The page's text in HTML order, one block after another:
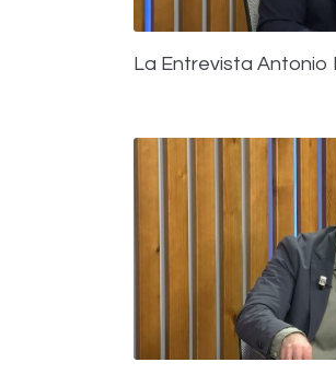
La Entrevista Antonio